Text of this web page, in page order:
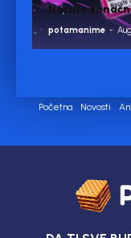
Naruto
potamanime -
Početna Novosti